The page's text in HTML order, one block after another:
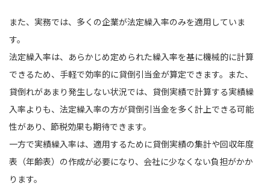
また、実務では、多くの企業が法定繰入率のみを適用していま
す。
法定繰入率は、あらかじめ定められた繰入率を基に機械的に計算
できるため、手軽で効率的に貸倒引当金が算定できます。また、
貸倒れがあまり発生しない状況では、貸倒実績で計算する実績繰
入率よりも、法定繰入率の方が貸倒引当金を多く計上できる可能
性があり、節税効果も期待できます。
一方で実績繰入率は、適用するために貸倒実績の集計や回収年度
表（年齢表）の作成が必要になり、会社に少なくない負担がかか
ります。